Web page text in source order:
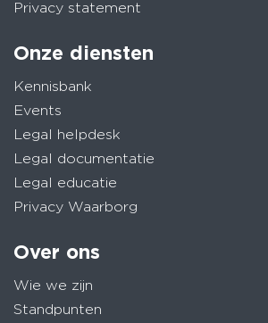
Privacy statement
Onze diensten
Kennisbank
Events
Legal helpdesk
Legal documentatie
Legal educatie
Privacy Waarborg
Over ons
Wie we zijn
Standpunten